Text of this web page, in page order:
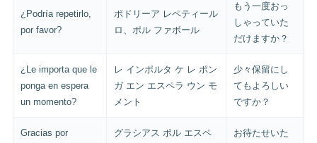
¿Podría repetirlo,
por favor?
ポドリーア レペティール
ロ、ポル ファボール
もう一度おっ
しゃっていた
だけますか？
¿Le importa que le
ponga en espera
un momento?
レ インポルタ ケ レ ポン
ガ エン エスペラ ウン モ
メント
少々保留にし
てもよろしい
ですか？
Gracias por
グラシアス ポル エスペ
お待たせいた